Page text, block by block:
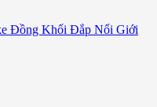
Đồng Khối Đắp Nổi Giới